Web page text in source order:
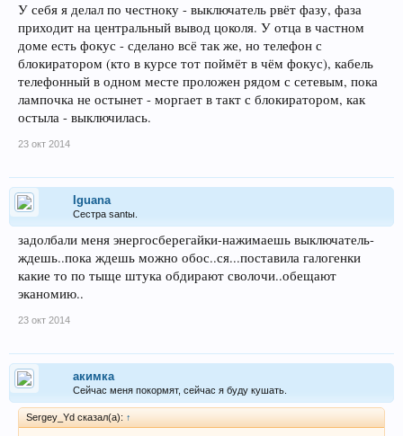
У себя я делал по честноку - выключатель рвёт фазу, фаза
приходит на центральный вывод цоколя. У отца в частном
доме есть фокус - сделано всё так же, но телефон с
блокиратором (кто в курсе тот поймёт в чём фокус), кабель
телефонный в одном месте проложен рядом с сетевым, пока
лампочка не остынет - моргает в такт с блокиратором, как
остыла - выключилась.
23 окт 2014
Iguana
Сестра santы.
задолбали меня энергосберегайки-нажимаешь выключатель-
ждешь..пока ждешь можно обос..ся...поставила галогенки
какие то по тыще штука обдирают сволочи..обещают
эканомию..
23 окт 2014
акимка
Сейчас меня покормят, сейчас я буду кушать.
Sergey_Yd сказал(а): ↑